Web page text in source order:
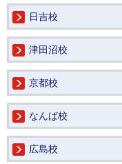
日吉校
津田沼校
京都校
なんば校
広島校